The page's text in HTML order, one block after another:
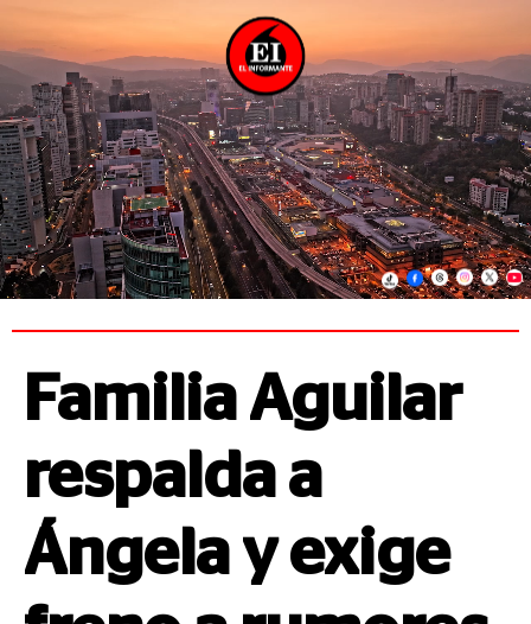
Familia Aguilar
respalda a
Ángela y exige